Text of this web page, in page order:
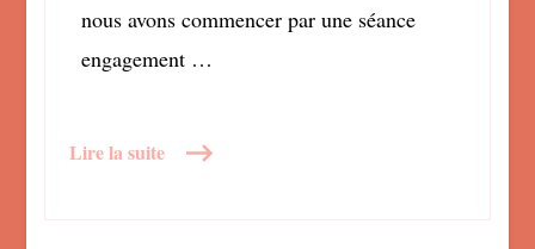
nous avons commencer par une séance
engagement …
Lire la suite